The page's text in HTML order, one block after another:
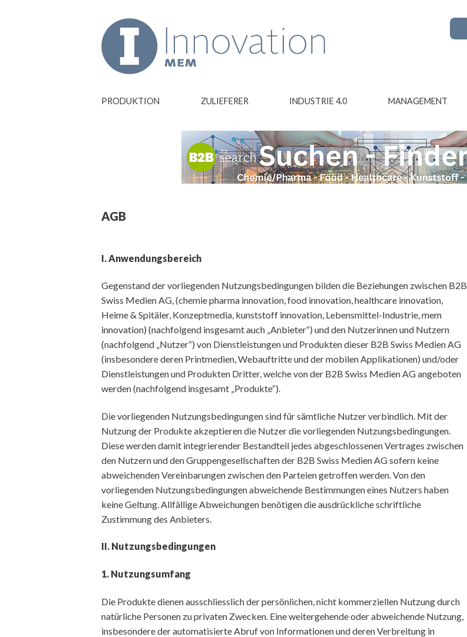
PRODUKTION ZULIEFERER INDUSTRIE 4.0 MANAGEMENT
AGB
I. Anwendungsbereich
Gegenstand der vorliegenden Nutzungsbedingungen bilden die Beziehungen zwischen B2B
Swiss Medien AG, (chemie pharma innovation, food innovation, healthcare innovation,
Heime & Spitäler, Konzeptmedia, kunststoff innovation, Lebensmittel-Industrie, mem
innovation) (nachfolgend insgesamt auch „Anbieter“) und den Nutzerinnen und Nutzern
(nachfolgend „Nutzer“) von Dienstleistungen und Produkten dieser B2B Swiss Medien AG
(insbesondere deren Printmedien, Webauftritte und der mobilen Applikationen) und/oder
Dienstleistungen und Produkten Dritter, welche von der B2B Swiss Medien AG angeboten
werden (nachfolgend insgesamt „Produkte“).
Die vorliegenden Nutzungsbedingungen sind für sämtliche Nutzer verbindlich. Mit der
Nutzung der Produkte akzeptieren die Nutzer die vorliegenden Nutzungsbedingungen.
Diese werden damit integrierender Bestandteil jedes abgeschlossenen Vertrages zwischen
den Nutzern und den Gruppengesellschaften der B2B Swiss Medien AG sofern keine
abweichenden Vereinbarungen zwischen den Parteien getroffen werden. Von den
vorliegenden Nutzungsbedingungen abweichende Bestimmungen eines Nutzers haben
keine Geltung. Allfällige Abweichungen benötigen die ausdrückliche schriftliche
Zustimmung des Anbieters.
II. Nutzungsbedingungen
1. Nutzungsumfang
Die Produkte dienen ausschliesslich der persönlichen, nicht kommerziellen Nutzung durch
natürliche Personen zu privaten Zwecken. Eine weitergehende oder abweichende Nutzung,
insbesondere der automatisierte Abruf von Informationen und deren Verbreitung in